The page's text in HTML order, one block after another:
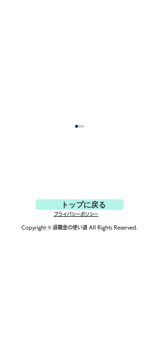
医療脱毛の料金相場は？
比較の注意点も！
トップに戻る
プライバシーポリシー
Copyright © 退職金の使い道 All Rights Reserved.